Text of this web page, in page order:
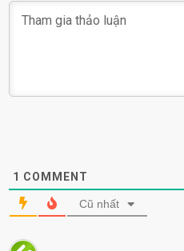
1 COMMENT
Cũ nhất